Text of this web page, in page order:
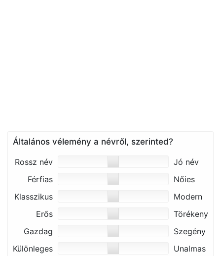
Általános vélemény a névről, szerinted?
Rossz név
Jó név
Férfias
Nőies
Klasszikus
Modern
Erős
Törékeny
Gazdag
Szegény
Különleges
Unalmas